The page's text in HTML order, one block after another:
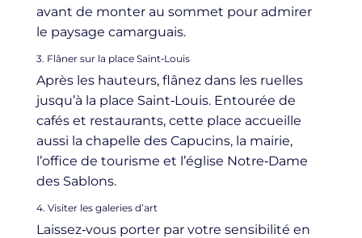
avant de monter au sommet pour admirer
le paysage camarguais.
3. Flâner sur la place Saint‑Louis
Après les hauteurs, flânez dans les ruelles
jusqu’à la place Saint‑Louis. Entourée de
cafés et restaurants, cette place accueille
aussi la chapelle des Capucins, la mairie,
l’office de tourisme et l’église Notre‑Dame
des Sablons.
4. Visiter les galeries d’art
Laissez‑vous porter par votre sensibilité en